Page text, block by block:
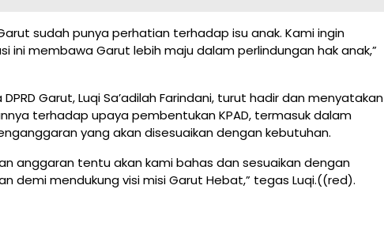
sudah punya perhatian terhadap isu anak. Kami ingin
ini membawa Garut lebih maju dalam perlindungan hak anak,”
Garut, Luqi Sa’adilah Farindani, turut hadir dan menyatakan
terhadap upaya pembentukan KPAD, termasuk dalam
yang akan disesuaikan dengan kebutuhan.
anggaran tentu akan kami bahas dan sesuaikan dengan
demi mendukung visi misi Garut Hebat,” tegas Luqi.((red).